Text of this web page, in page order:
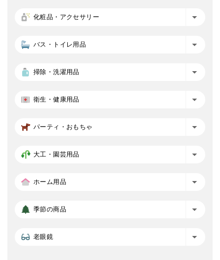
化粧品・アクセサリー
バス・トイレ用品
掃除・洗濯用品
衛生・健康用品
パーティ・おもちゃ
大工・園芸用品
ホーム用品
季節の商品
老眼鏡